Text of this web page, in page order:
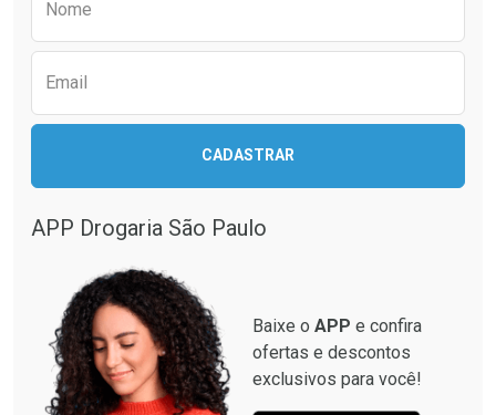
Nome
Email
CADASTRAR
APP Drogaria São Paulo
Baixe o APP e confira
ofertas e descontos
exclusivos para você!